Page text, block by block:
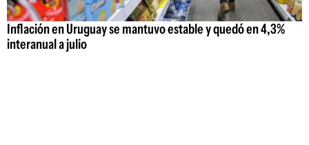
Inflación en Uruguay se mantuvo estable y quedó en 4,3%
interanual a julio